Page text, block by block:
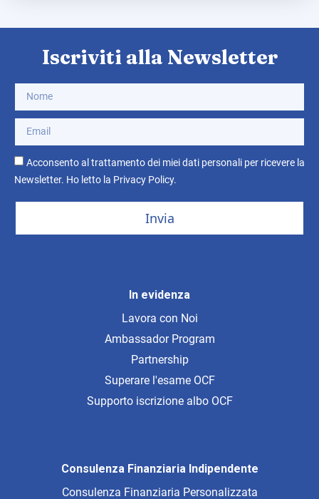
Consulenza Finanziaria Indipendente
Consulenza Finanziaria Personalizzata
In evidenza
Lavora con Noi
Ambassador Program
Partnership
Superare l'esame OCF
Supporto iscrizione albo OCF
Iscriviti alla Newsletter
Acconsento al trattamento dei miei dati personali per ricevere la
Newsletter. Ho letto la Privacy Policy.
Invia